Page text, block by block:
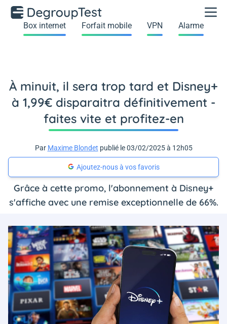
Box internet Forfait mobile VPN Alarme
À minuit, il sera trop tard et Disney+
à 1,99€ disparaitra définitivement -
faites vite et profitez-en
Par Maxime Blondet publié le 03/02/2025 à 12h05
Ajoutez-nous à vos favoris
Grâce à cette promo, l'abonnement à Disney+
s'affiche avec une remise exceptionnelle de 66%.